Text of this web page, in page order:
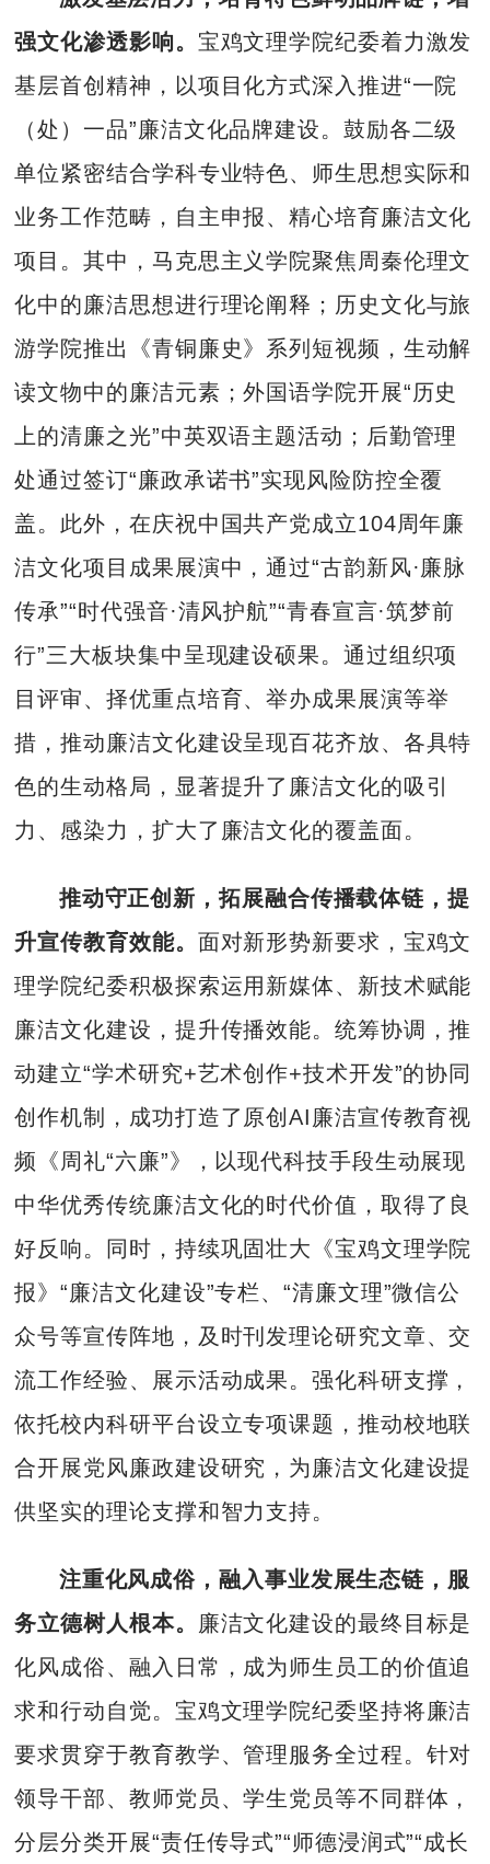
强文化渗透影响。 宝鸡文理学院纪委着力激发
基层首创精神，以项目化方式深入推进“一院
（处）一品”廉洁文化品牌建设。鼓励各二级
单位紧密结合学科专业特色、师生思想实际和
业务工作范畴，自主申报、精心培育廉洁文化
项目。其中，马克思主义学院聚焦周秦伦理文
化中的廉洁思想进行理论阐释；历史文化与旅
游学院推出《青铜廉史》系列短视频，生动解
读文物中的廉洁元素；外国语学院开展“历史
上的清廉之光”中英双语主题活动；后勤管理
处通过签订“廉政承诺书”实现风险防控全覆
盖。此外，在庆祝中国共产党成立104周年廉
洁文化项目成果展演中，通过“古韵新风·廉脉
传承”“时代强音·清风护航”“青春宣言·筑梦前
行”三大板块集中呈现建设硕果。通过组织项
目评审、择优重点培育、举办成果展演等举
措，推动廉洁文化建设呈现百花齐放、各具特
色的生动格局，显著提升了廉洁文化的吸引
力、感染力，扩大了廉洁文化的覆盖面。
推动守正创新，拓展融合传播载体链，提
升宣传教育效能。 面对新形势新要求，宝鸡文
理学院纪委积极探索运用新媒体、新技术赋能
廉洁文化建设，提升传播效能。统筹协调，推
动建立“学术研究+艺术创作+技术开发”的协同
创作机制，成功打造了原创AI廉洁宣传教育视
频《周礼“六廉”》，以现代科技手段生动展现
中华优秀传统廉洁文化的时代价值，取得了良
好反响。同时，持续巩固壮大《宝鸡文理学院
报》“廉洁文化建设”专栏、“清廉文理”微信公
众号等宣传阵地，及时刊发理论研究文章、交
流工作经验、展示活动成果。强化科研支撑，
依托校内科研平台设立专项课题，推动校地联
合开展党风廉政建设研究，为廉洁文化建设提
供坚实的理论支撑和智力支持。
注重化风成俗，融入事业发展生态链，服
务立德树人根本。
廉洁文化建设的最终目标是
化风成俗、融入日常，成为师生员工的价值追
求和行动自觉。宝鸡文理学院纪委坚持将廉洁
要求贯穿于教育教学、管理服务全过程。针对
领导干部、教师党员、学生党员等不同群体，
分层分类开展“责任传导式”“师德浸润式”“成长